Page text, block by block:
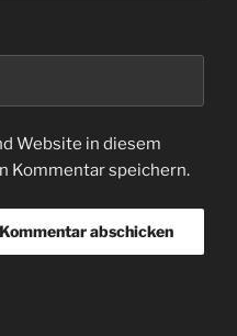
Website in diesem
Kommentar speichern.